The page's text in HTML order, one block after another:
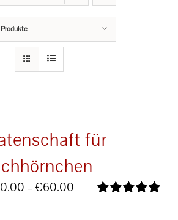
Produkte
für
–€60.00Preisspanne: